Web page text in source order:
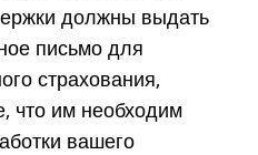
должны выдать
письмо для
страхования,
что им необходим
вашего